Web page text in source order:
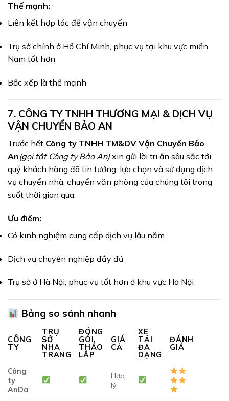
Thế mạnh:
Liên kết hợp tác để vận chuyển
Trụ sở chính ở Hồ Chí Minh, phục vụ tại khu vực miền
Nam tốt hơn
Bốc xếp là thế mạnh
7. CÔNG TY TNHH THƯƠNG MẠI & DỊCH VỤ
VẬN CHUYỂN BẢO AN
Trước hết Công ty TNHH TM&DV Vận Chuyển Bảo
An(gọi tắt Công ty Bảo An) xin gửi lời tri ân sâu sắc tới
quý khách hàng đã tin tưởng, lựa chọn và sử dụng dịch
vụ chuyển nhà, chuyển văn phòng của chúng tôi trong
suốt thời gian qua.
Ưu điểm:
Có kinh nghiệm cung cấp dịch vụ lâu năm
Dịch vụ chuyên nghiệp đầy đủ
Trụ sở ở Hà Nội, phục vụ tốt hơn ở khu vực Hà Nội
Bảng so sánh nhanh
CÔNG
TY
TRỤ
SỞ
NHA
TRANG
ĐÓNG
GÓI,
THÁO
LẮP
GIÁ
CẢ
XE
TẢI
ĐA
DẠNG
ĐÁNH
GIÁ
Công
ty
AnDa
Hợp
lý